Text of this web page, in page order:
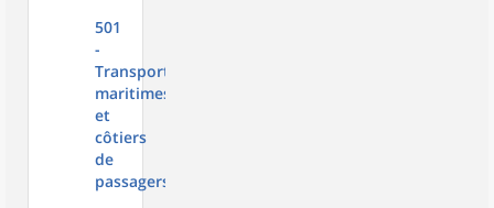
501
-
Transports
maritimes
et
côtiers
de
passagers